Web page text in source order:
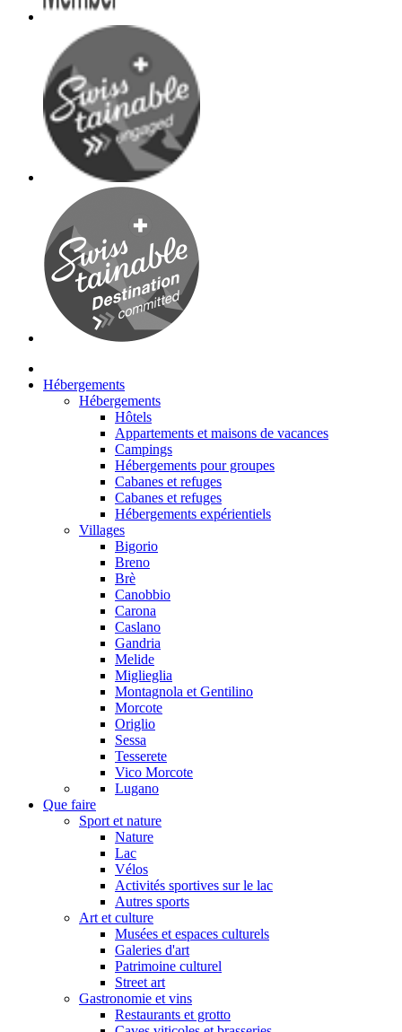
Hébergements
Hébergements
Hôtels
Appartements et maisons de vacances
Campings
Hébergements pour groupes
Cabanes et refuges
Cabanes et refuges
Hébergements expérientiels
Villages
Bigorio
Breno
Brè
Canobbio
Carona
Caslano
Gandria
Melide
Miglieglia
Montagnola et Gentilino
Morcote
Origlio
Sessa
Tesserete
Vico Morcote
Lugano
Que faire
Sport et nature
Nature
Lac
Vélos
Activités sportives sur le lac
Autres sports
Art et culture
Musées et espaces culturels
Galeries d'art
Patrimoine culturel
Street art
Gastronomie et vins
Restaurants et grotto